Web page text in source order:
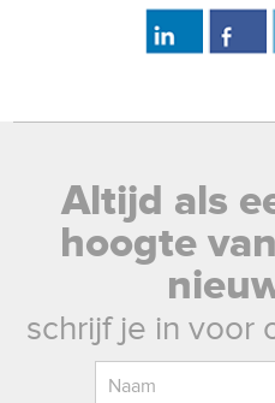
Altijd als
hoogte
schrijf je in voor